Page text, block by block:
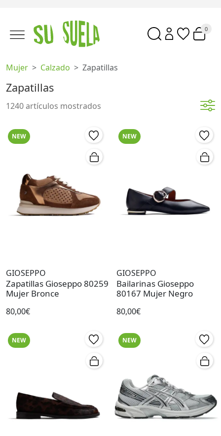
0
Mujer Calzado Zapatillas
Zapatillas
1240 artículos mostrados
NEW
GIOSEPPO
Zapatillas Gioseppo 80259
Mujer Bronce
80,00€
NEW
GIOSEPPO
Bailarinas Gioseppo
80167 Mujer Negro
80,00€
NEW NEW